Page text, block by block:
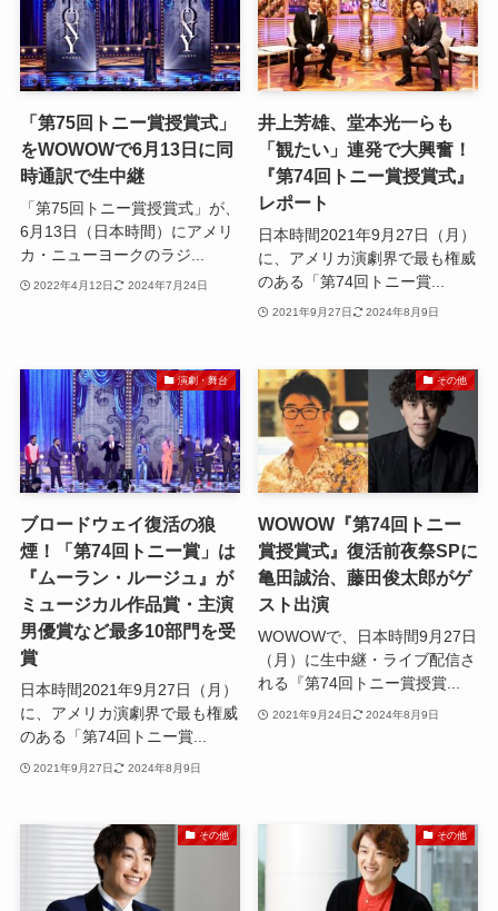
「第75回トニー賞授賞式」
をWOWOWで6月13日に同
時通訳で生中継
「第75回トニー賞授賞式」が、
6月13日（日本時間）にアメリ
カ・ニューヨークのラジ...
2022年4月12日 2024年7月24日
井上芳雄、堂本光一らも
「観たい」連発で大興奮！
『第74回トニー賞授賞式』
レポート
日本時間2021年9月27日（月）
に、アメリカ演劇界で最も権威
のある「第74回トニー賞...
2021年9月27日 2024年8月9日
演劇・舞台
ブロードウェイ復活の狼
煙！「第74回トニー賞」は
『ムーラン・ルージュ』が
ミュージカル作品賞・主演
男優賞など最多10部門を受
賞
日本時間2021年9月27日（月）
に、アメリカ演劇界で最も権威
のある「第74回トニー賞...
2021年9月27日 2024年8月9日
その他
WOWOW『第74回トニー
賞授賞式』復活前夜祭SPに
亀田誠治、藤田俊太郎がゲ
スト出演
WOWOWで、日本時間9月27日
（月）に生中継・ライブ配信さ
れる『第74回トニー賞授賞...
2021年9月24日 2024年8月9日
その他 その他